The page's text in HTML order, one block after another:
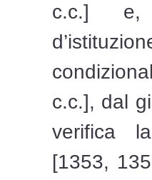
c.c.]
c.c.], dal
verifica
[1353,